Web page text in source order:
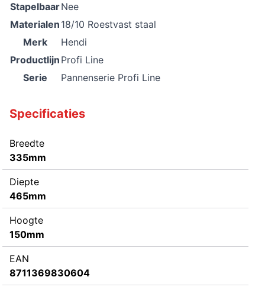
StapelbaarNee
Materialen 18/10 Roestvast staal
Merk
Hendi
Productlijn Profi Line
Serie
Pannenserie Profi Line
Specificaties
Breedte
335mm
Diepte
465mm
Hoogte
150mm
EAN
8711369830604